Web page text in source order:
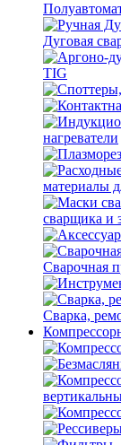
Дуговая
TIG
нагреватели
материалы
сварщика и
Сварочная
Сварка,